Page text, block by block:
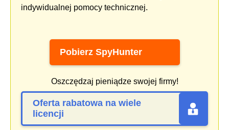
indywidualnej pomocy technicznej.
Pobierz SpyHunter
Oszczędzaj pieniądze swojej firmy!
Oferta rabatowa na wiele
licencji